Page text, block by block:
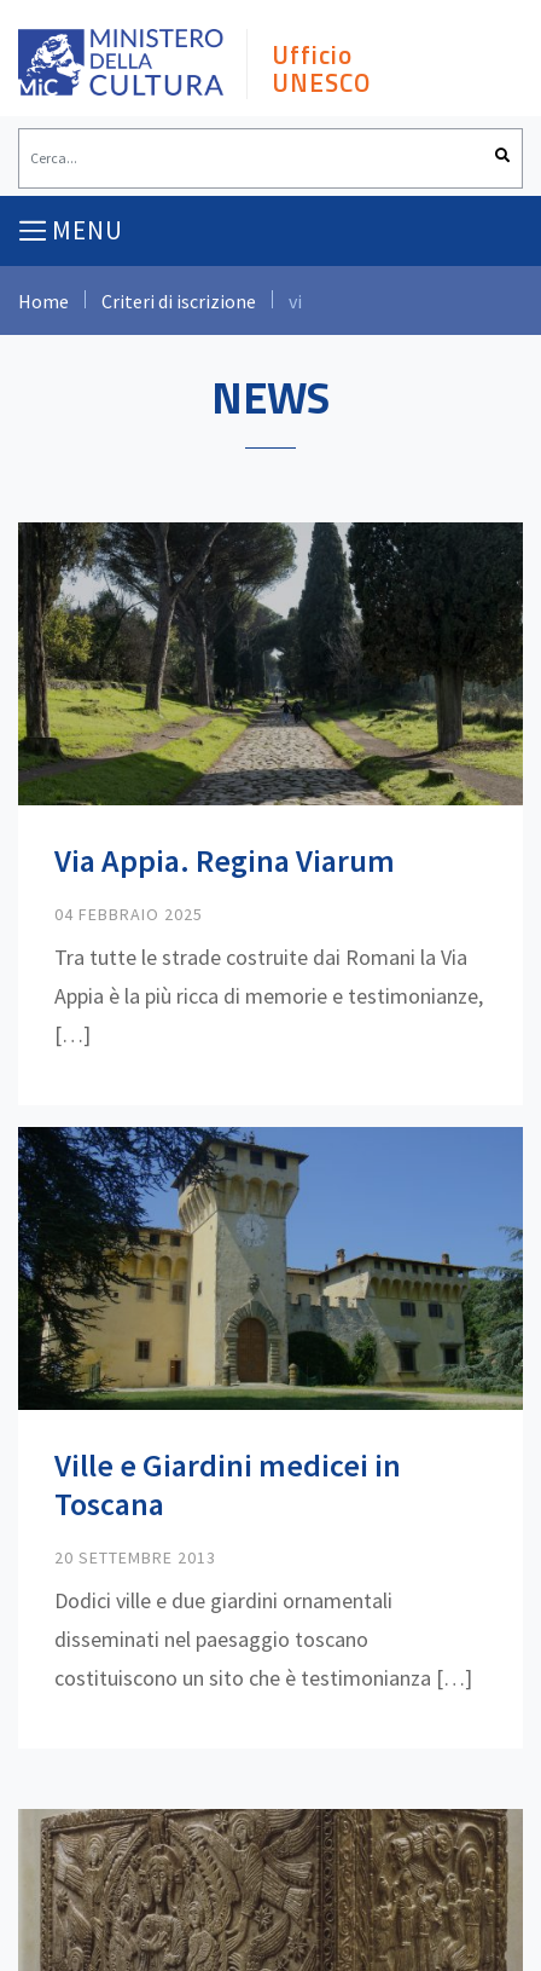
content
Ufficio
UNESCO
MENU
Home Criteri di iscrizione vi
NEWS
Via Appia. Regina Viarum
04 FEBBRAIO 2025
Tra tutte le strade costruite dai Romani la Via
Appia è la più ricca di memorie e testimonianze,
[…]
Ville e Giardini medicei in
Toscana
20 SETTEMBRE 2013
Dodici ville e due giardini ornamentali
disseminati nel paesaggio toscano
costituiscono un sito che è testimonianza […]